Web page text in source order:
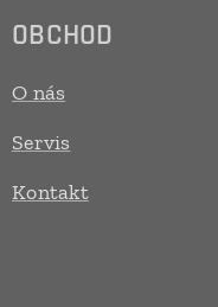
OBCHOD
O nás
Servis
Kontakt